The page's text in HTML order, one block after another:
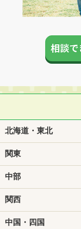
北海道・東北
関東
中部
関西
中国・四国